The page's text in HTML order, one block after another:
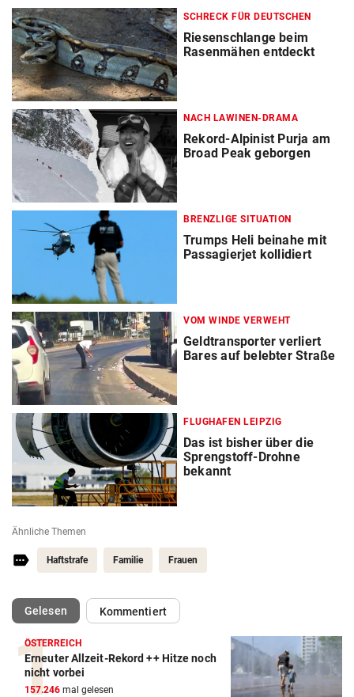
SCHRECK FÜR DEUTSCHEN
Riesenschlange beim
Rasenmähen entdeckt
NACH LAWINEN-DRAMA
Rekord-Alpinist Purja am
Broad Peak geborgen
BRENZLIGE SITUATION
Trumps Heli beinahe mit
Passagierjet kollidiert
VOM WINDE VERWEHT
Geldtransporter verliert
Bares auf belebter Straße
FLUGHAFEN LEIPZIG
Das ist bisher über die
Sprengstoff-Drohne
bekannt
Ähnliche Themen
Haftstrafe Familie Frauen
Gelesen(ausgewählt)Kommentiert
ÖSTERREICH
Erneuter Allzeit-Rekord ++ Hitze noch
nicht vorbei
157.246 mal gelesen